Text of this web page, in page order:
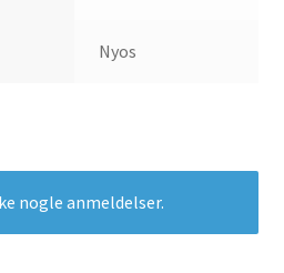
Nyos
nogle anmeldelser.